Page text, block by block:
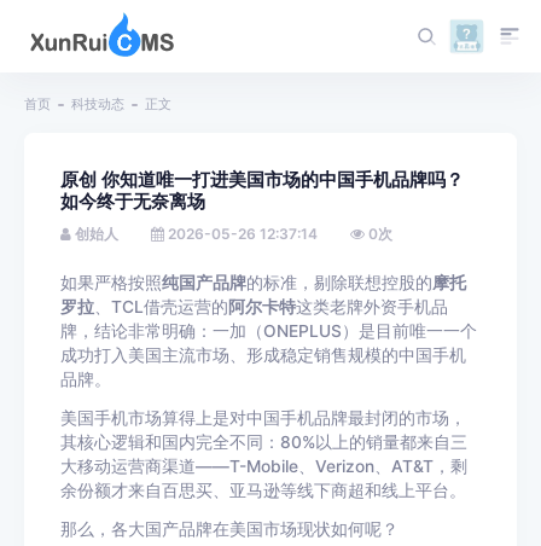
首页 科技动态 正文
原创 你知道唯一打进美国市场的中国手机品牌吗？
如今终于无奈离场
创始人 2026-05-26 12:37:14 0次
如果严格按照纯国产品牌的标准，剔除联想控股的摩托
罗拉
TCL借壳运营的阿尔卡特这类老牌外资手机品
牌，结论非常明确： 一加 （ONEPLUS）是目前唯一一个
成功打入 美国主流市场、形成稳定销售规模的中国手机
品牌。
美国手机市场算得上是对中国手机品牌最封闭的市场，
其核心逻辑和国内完全不同：80%以上的销量都来自三
大移动运营商渠道——T-Mobile、 Verizon AT&T ，剩
余份额才来自百思买 亚马逊等线下商超和线上平台。
那么，各大国产品牌在美国市场现状如何呢？